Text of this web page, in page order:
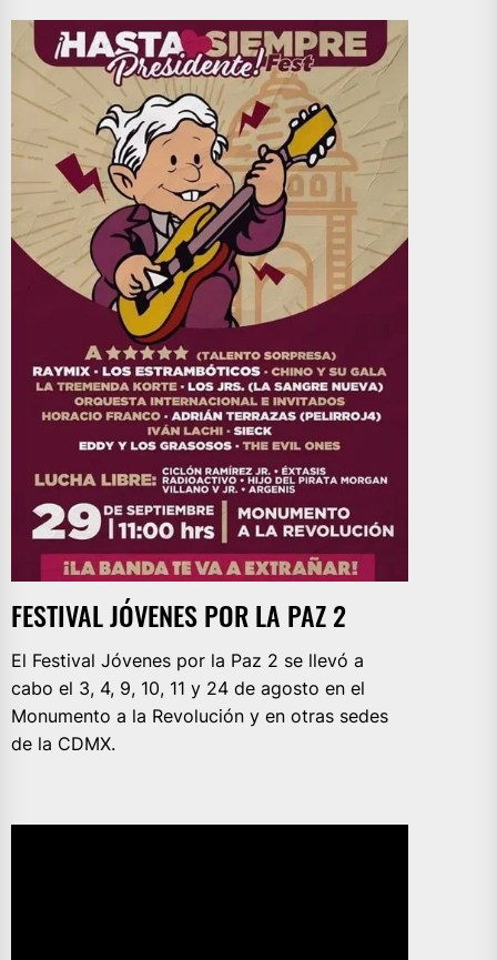
FESTIVAL JÓVENES POR LA PAZ 2
El Festival Jóvenes por la Paz 2 se llevó a
cabo el 3, 4, 9, 10, 11 y 24 de agosto en el
Monumento a la Revolución y en otras sedes
de la CDMX.